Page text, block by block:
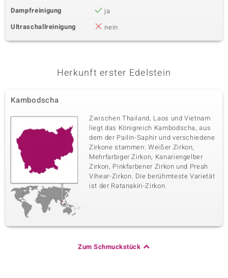
Dampfreinigung
ja
Ultraschallreinigung
nein
Herkunft erster Edelstein
Kambodscha
Zwischen Thailand, Laos und Vietnam
liegt das Königreich Kambodscha, aus
dem der Pailin-Saphir und verschiedene
Zirkone stammen: Weißer Zirkon,
Mehrfarbiger Zirkon, Kanariengelber
Zirkon, Pinkfarbener Zirkon und Preah
Vihear-Zirkon. Die berühmteste Varietät
ist der Ratanakiri-Zirkon.
Zum Schmuckstück